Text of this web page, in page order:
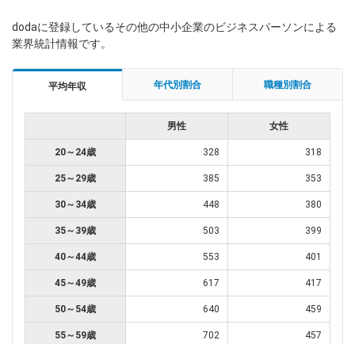
dodaに登録しているその他の中小企業のビジネスパーソンによる
業界統計情報です。
平均年収 年代別割合 職種別割合
男性 女性
20～24歳 328 318
25～29歳 385 353
30～34歳 448 380
35～39歳 503 399
40～44歳 553 401
45～49歳 617 417
50～54歳 640 459
55～59歳 702 457